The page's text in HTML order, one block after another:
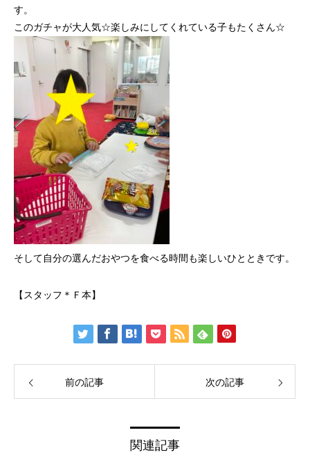
す。
このガチャが大人気☆楽しみにしてくれている子もたくさん☆
そして自分の選んだおやつを食べる時間も楽しいひとときです。
【スタッフ＊Ｆ本】
前の記事 次の記事
関連記事